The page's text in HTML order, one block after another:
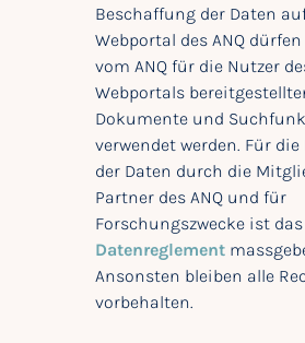
Beschaffung der Daten
Webportal des ANQ
vom ANQ für die Nutzer
Webportals
Dokumente und
verwendet werden. Für
der Daten durch die
Partner des ANQ und für
Forschungszwecke ist das
Datenreglement
Ansonsten bleiben alle
vorbehalten.